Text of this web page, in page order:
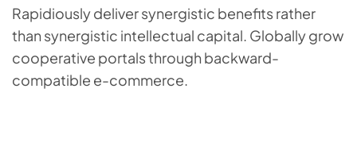
Rapidiously deliver synergistic benefits rather
than synergistic intellectual capital. Globally grow
cooperative portals through backward-
compatible e-commerce.